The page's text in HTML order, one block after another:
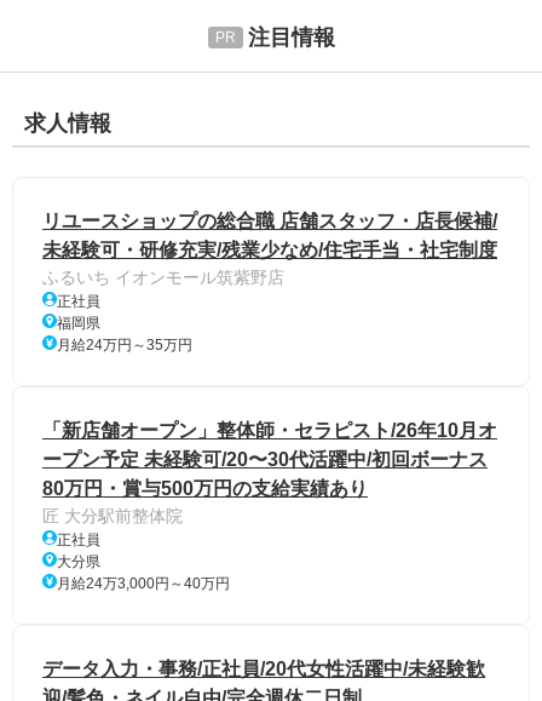
注目情報
求人情報
リユースショップの総合職 店舗スタッフ・店長候補/
未経験可・研修充実/残業少なめ/住宅手当・社宅制度
ふるいち イオンモール筑紫野店
正社員
福岡県
月給24万円～35万円
「新店舗オープン」整体師・セラピスト/26年10月オ
ープン予定 未経験可/20〜30代活躍中/初回ボーナス
80万円・賞与500万円の支給実績あり
匠 大分駅前整体院
正社員
大分県
月給24万3,000円～40万円
データ入力・事務/正社員/20代女性活躍中/未経験歓